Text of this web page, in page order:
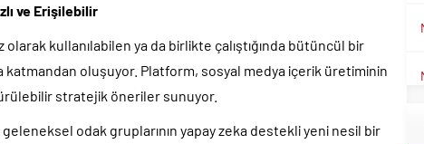
ve Erişilebilir
olarak kullanılabilen ya da birlikte çalıştığında bütüncül bir
katmandan oluşuyor. Platform, sosyal medya içerik üretiminin
stratejik öneriler sunuyor.
geleneksel odak gruplarının yapay zeka destekli yeni nesil bir